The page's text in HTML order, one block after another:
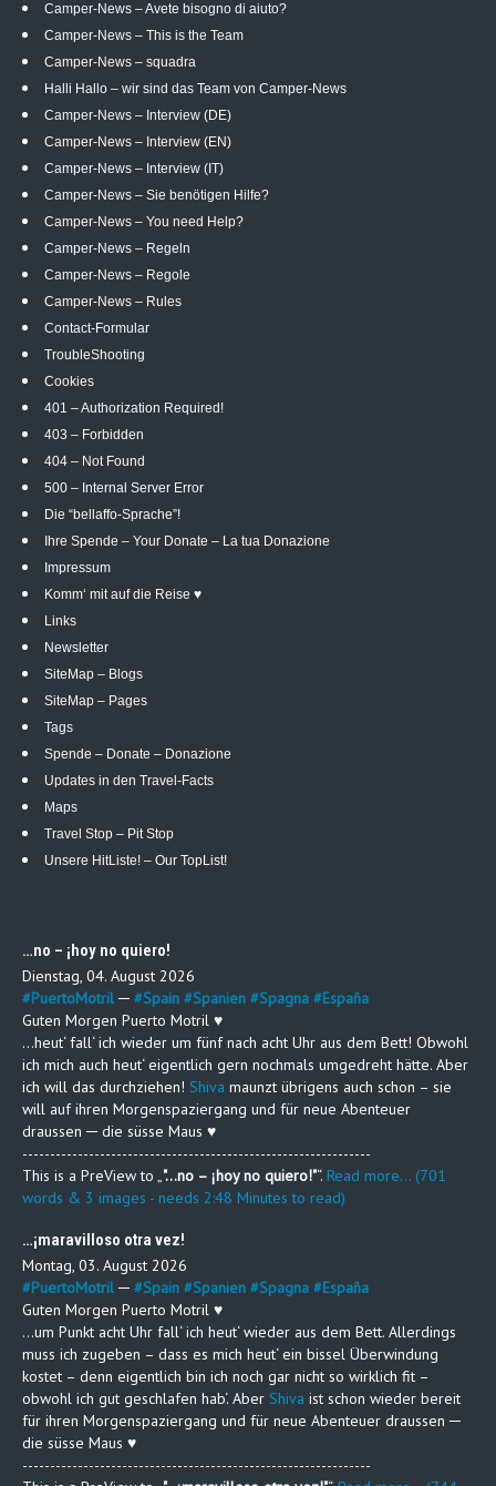
Camper-News – Avete bisogno di aiuto?
Camper-News – This is the Team
Camper-News – squadra
Halli Hallo – wir sind das Team von Camper-News
Camper-News – Interview (DE)
Camper-News – Interview (EN)
Camper-News – Interview (IT)
Camper-News – Sie benötigen Hilfe?
Camper-News – You need Help?
Camper-News – Regeln
Camper-News – Regole
Camper-News – Rules
Contact-Formular
TroubleShooting
Cookies
401 – Authorization Required!
403 – Forbidden
404 – Not Found
500 – Internal Server Error
Die “bellaffo-Sprache”!
Ihre Spende – Your Donate – La tua Donazione
Impressum
Komm‘ mit auf die Reise ♥
Links
Newsletter
SiteMap – Blogs
SiteMap – Pages
Tags
Spende – Donate – Donazione
Updates in den Travel-Facts
Maps
Travel Stop – Pit Stop
Unsere HitListe! – Our TopList!
…no – ¡hoy no quiero!
Dienstag, 04. August 2026
#PuertoMotril ─ #Spain #Spanien #Spagna #España
Guten Morgen Puerto Motril ♥
…heut‘ fall‘ ich wieder um fünf nach acht Uhr aus dem Bett! Obwohl
ich mich auch heut‘ eigentlich gern nochmals umgedreht hätte. Aber
ich will das durchziehen! Shiva maunzt übrigens auch schon – sie
will auf ihren Morgenspaziergang und für neue Abenteuer
draussen ─ die süsse Maus ♥
---------------------------------------------------------------
This is a PreView to "…no – ¡hoy no quiero!". Read more... (701
words & 3 images - needs 2:48 Minutes to read)
…¡maravilloso otra vez!
Montag, 03. August 2026
#PuertoMotril ─ #Spain #Spanien #Spagna #España
Guten Morgen Puerto Motril ♥
…um Punkt acht Uhr fall‘ ich heut‘ wieder aus dem Bett. Allerdings
muss ich zugeben – dass es mich heut‘ ein bissel Überwindung
kostet – denn eigentlich bin ich noch gar nicht so wirklich fit –
obwohl ich gut geschlafen hab‘. Aber Shiva ist schon wieder bereit
für ihren Morgenspaziergang und für neue Abenteuer draussen ─
die süsse Maus ♥
---------------------------------------------------------------